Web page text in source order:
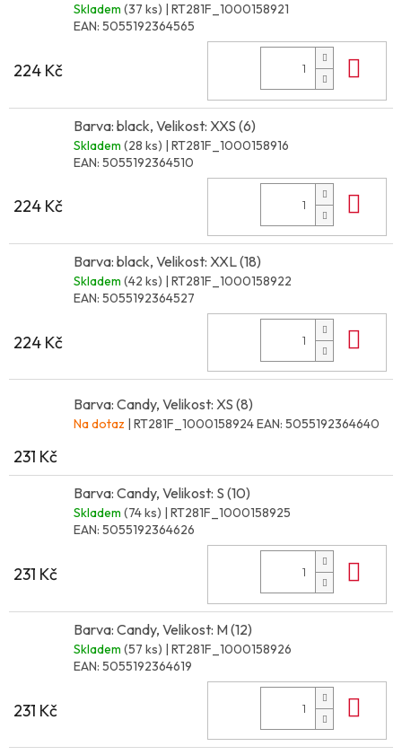
Skladem (37 ks) | RT281F_1000158921
EAN: 5055192364565
224 Kč
Barva: black, Velikost: XXS (6)
Skladem (28 ks) | RT281F_1000158916
EAN: 5055192364510
224 Kč
Barva: black, Velikost: XXL (18)
Skladem (42 ks) | RT281F_1000158922
EAN: 5055192364527
224 Kč
Barva: Candy, Velikost: XS (8)
Na dotaz | RT281F_1000158924EAN: 5055192364640
231 Kč
Barva: Candy, Velikost: S (10)
Skladem (74 ks) | RT281F_1000158925
EAN: 5055192364626
231 Kč
Barva: Candy, Velikost: M (12)
Skladem (57 ks) | RT281F_1000158926
EAN: 5055192364619
231 Kč